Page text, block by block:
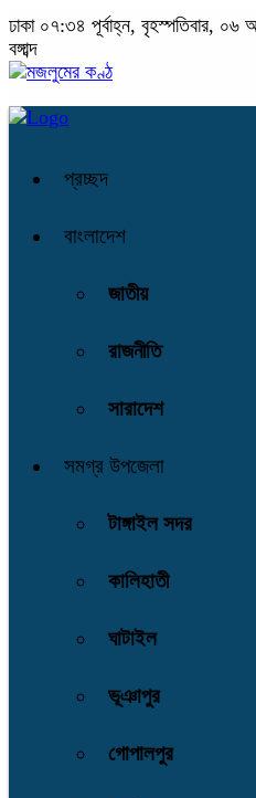
ঢাকা ০৭:৩৪ পূর্বাহ্ন, বৃহস্পতিবার,
বঙ্গাব্দ
প্রচ্ছদ
বাংলাদেশ
জাতীয়
রাজনীতি
সারাদেশ
সমগ্র উপজেলা
টাঙ্গাইল সদর
কালিহাতী
ঘাটাইল
ভূঞাপুর
গোপালপুর